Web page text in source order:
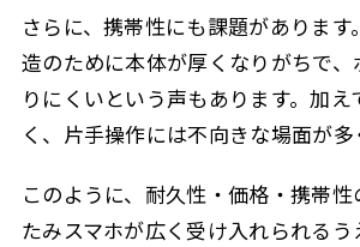
さらに、携帯性にも課題がありま
造のために本体が厚くなりがちで、
りにくいという声もあります。加
く、片手操作には不向きな場面が多
このように、耐久性・価格・携帯
たみスマホが広く受け入れられる